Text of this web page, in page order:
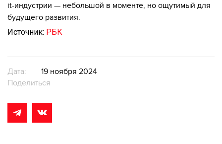
it-индустрии — небольшой в моменте, но ощутимый для
будущего развития.
Источник: РБК
Дата:
19 ноября 2024
Поделиться